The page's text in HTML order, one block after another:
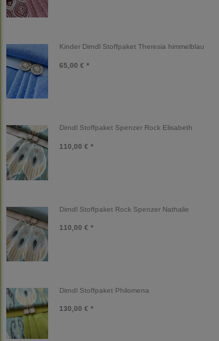
Kinder Dirndl Stoffpaket Theresia himmelblau
65,00 € *
Dirndl Stoffpaket Spenzer Rock Elisabeth
110,00 € *
Dirndl Stoffpaket Rock Spenzer Nathalie
110,00 € *
Dirndl Stoffpaket Philomena
130,00 € *